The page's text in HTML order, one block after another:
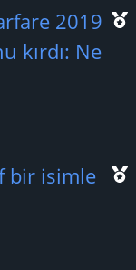
2019
kırdı: Ne
bir isimle